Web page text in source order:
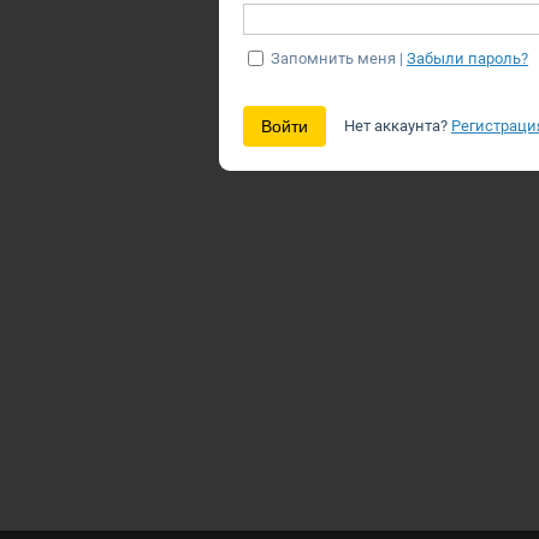
Запомнить меня | Забыли пароль?
Нет аккаунта?